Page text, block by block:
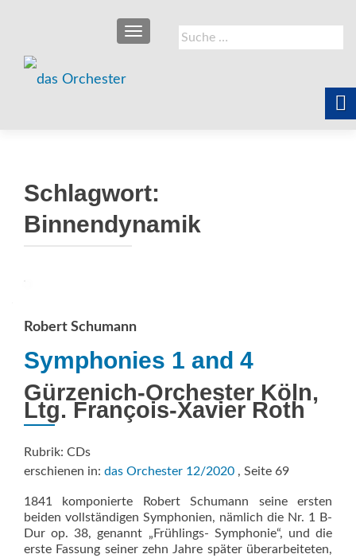
Suche
nach:
SCHALTE NAVIGATION
Schlagwort:
Binnendynamik
Robert Schumann
Symphonies 1 and 4
Gürzenich-Orchester Köln,
Ltg. François-Xavier Roth
Rubrik: CDs
erschienen in: das Orchester 12/2020 , Seite 69
1841 komponierte Robert Schumann seine ersten
beiden vollständigen Symphonien, nämlich die Nr. 1 B-
Dur op. 38, genannt „Frühlings- Symphonie“, und die
erste Fassung seiner zehn Jahre später überarbeiteten,